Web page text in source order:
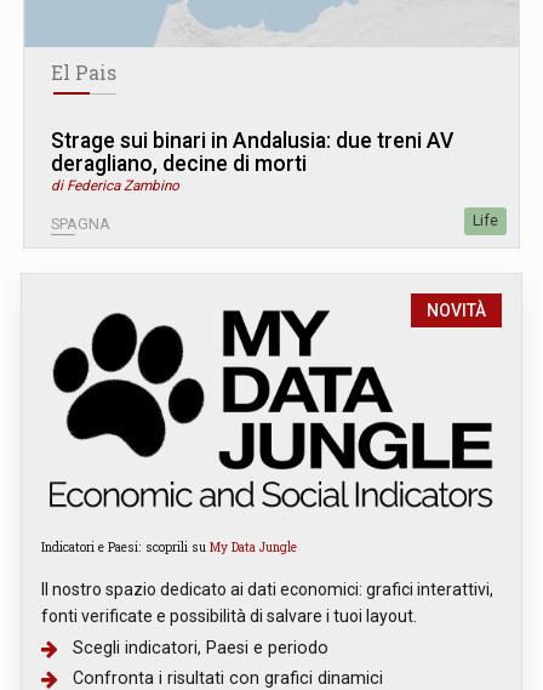
El Pais
Strage sui binari in Andalusia: due treni AV
deragliano, decine di morti
di Federica Zambino
SPAGNA Life
NOVITÀ
Indicatori e Paesi: scoprili su My Data Jungle
Il nostro spazio dedicato ai dati economici: grafici interattivi,
fonti verificate e possibilità di salvare i tuoi layout.
Scegli indicatori, Paesi e periodo
Confronta i risultati con grafici dinamici